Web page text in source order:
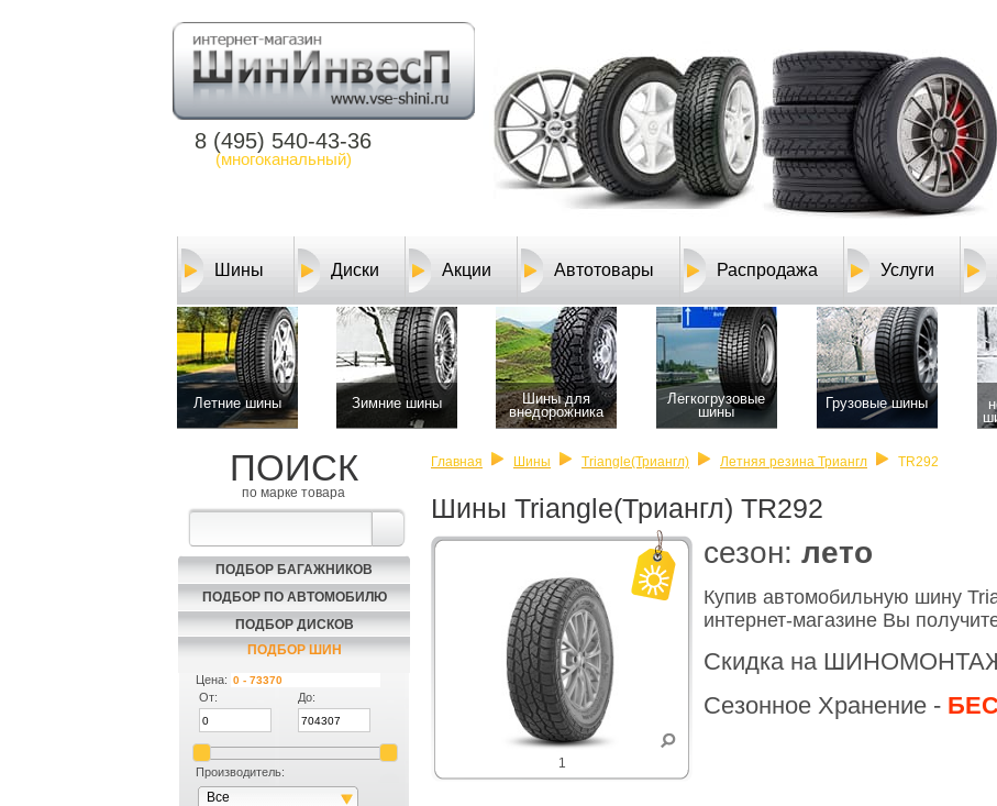
8 (495) 540-43-36
(многоканальный)
Шины Диски Акции Автотовары Распродажа Услуги
Летние шины Зимние шины
Шины для
внедорожника
Легкогрузовые
шины
Грузовые шины
ПОИСК
по марке товара
ПОДБОР БАГАЖНИКОВ
ПОДБОР ПО АВТОМОБИЛЮ
ПОДБОР ДИСКОВ
ПОДБОР ШИН
Цена:
От:
До:
Производитель:
Все
Главная Шины Triangle(Триангл) Летняя резина Триангл TR292
Шины Triangle(Триангл) TR292
1
cезон: лето
Купив автомобильную шину
интернет-магазине Вы
Скидка на
Сезонное Хранение -